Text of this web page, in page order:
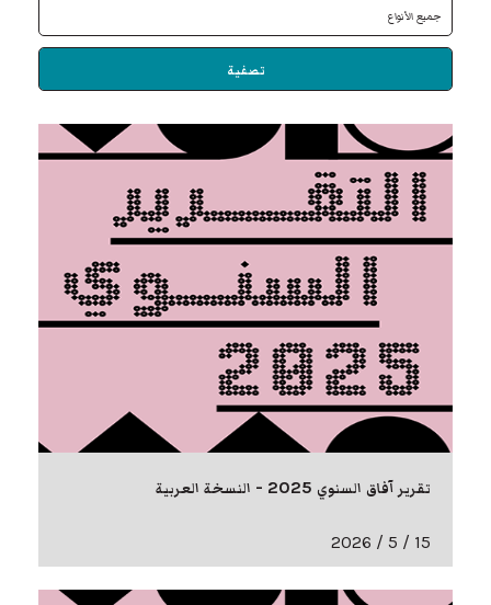
تصفية
تقرير آفاق السنوي 2025 - النسخة العربية
15 / 5 / 2026